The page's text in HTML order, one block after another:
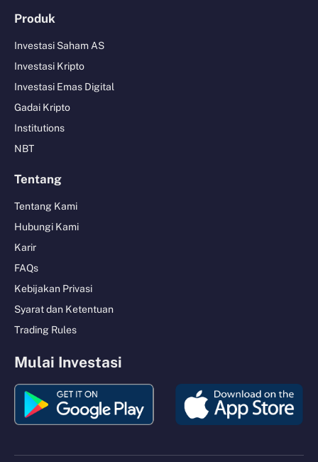
Produk
Investasi Saham AS
Investasi Kripto
Investasi Emas Digital
Gadai Kripto
Institutions
NBT
Tentang
Tentang Kami
Hubungi Kami
Karir
FAQs
Kebijakan Privasi
Syarat dan Ketentuan
Trading Rules
Mulai Investasi